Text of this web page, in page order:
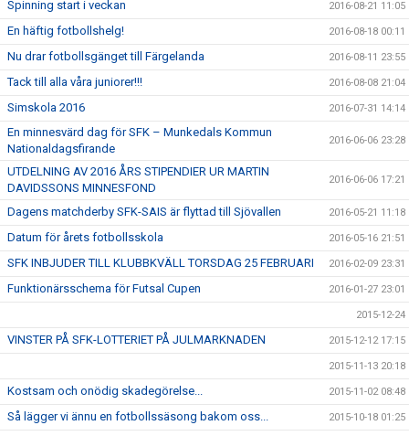
Spinning start i veckan 2016-08-21 11:05
En häftig fotbollshelg! 2016-08-18 00:11
Nu drar fotbollsgänget till Färgelanda 2016-08-11 23:55
Tack till alla våra juniorer!!! 2016-08-08 21:04
Simskola 2016 2016-07-31 14:14
En minnesvärd dag för SFK – Munkedals Kommun
Nationaldagsfirande
2016-06-06 23:28
UTDELNING AV 2016 ÅRS STIPENDIER UR MARTIN
DAVIDSSONS MINNESFOND
2016-06-06 17:21
Dagens matchderby SFK-SAIS är flyttad till Sjövallen 2016-05-21 11:18
Datum för årets fotbollsskola 2016-05-16 21:51
SFK INBJUDER TILL KLUBBKVÄLL TORSDAG 25 FEBRUARI 2016-02-09 23:31
Funktionärsschema för Futsal Cupen 2016-01-27 23:01
2015-12-24
VINSTER PÅ SFK-LOTTERIET PÅ JULMARKNADEN 2015-12-12 17:15
2015-11-13 20:18
Kostsam och onödig skadegörelse... 2015-11-02 08:48
Så lägger vi ännu en fotbollssäsong bakom oss... 2015-10-18 01:25